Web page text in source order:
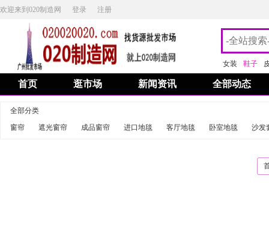
欢迎来到020制造网 登录 注册
女装 鞋子
首页 逛市场 新闻资讯 全部动态
全部分类
窗帘
遮光窗帘 成品窗帘 进口地毯 客厅地毯 卧室地毯 沙发